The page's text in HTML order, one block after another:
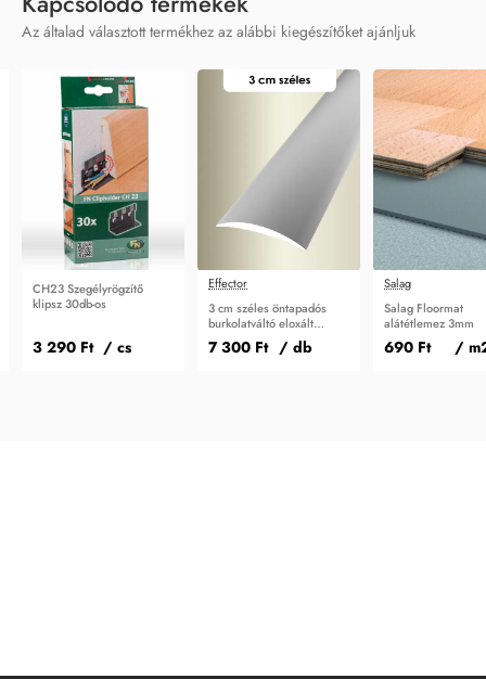
Az általad választott termékhez az alábbi kiegészítőket ajánljuk
CH23 Szegélyrögzítő
klipsz 30db-os
3 290 Ft / cs
Effector
3 cm széles öntapadós
burkolatváltó eloxált
270cm A03
7 300 Ft / db
Salag
Salag Floormat
alátétlemez 3mm
690 Ft /